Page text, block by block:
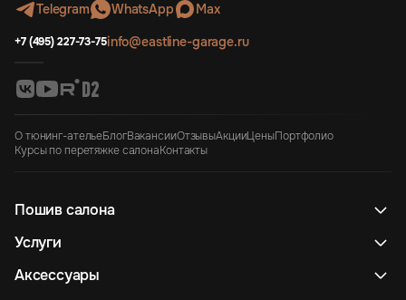
Telegram WhatsApp Max
+7 (495) 227-73-75info@eastline-garage.ru
О тюнинг-ательеБлогВакансииОтзывыАкцииЦеныПортфолио
Курсы по перетяжке салонаКонтакты
Пошив салона
Услуги
Аксессуары